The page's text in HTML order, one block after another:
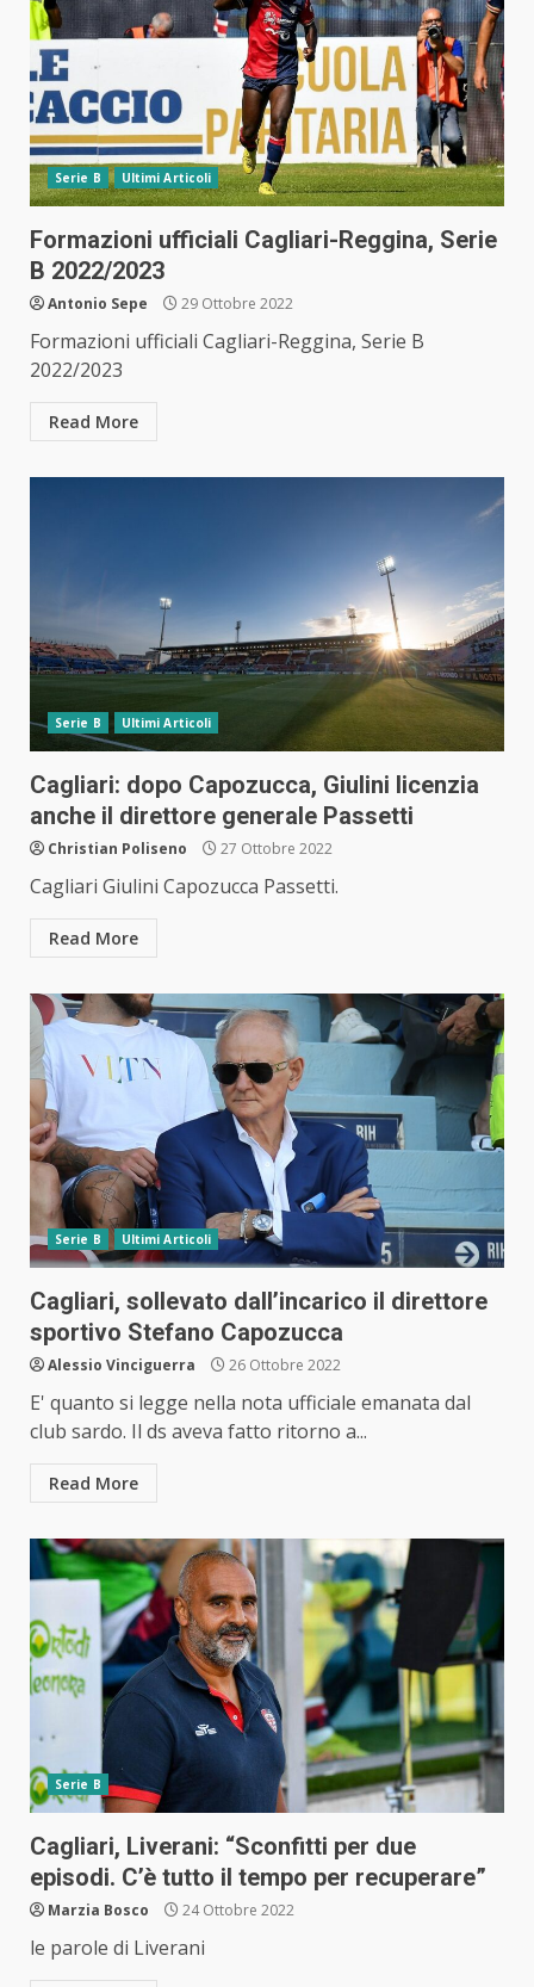
Serie B Ultimi Articoli
Formazioni ufficiali Cagliari-Reggina, Serie
B 2022/2023
Antonio Sepe 29 Ottobre 2022
Formazioni ufficiali Cagliari-Reggina, Serie B
2022/2023
Read More
Serie B Ultimi Articoli
Cagliari: dopo Capozucca, Giulini licenzia
anche il direttore generale Passetti
Christian Poliseno 27 Ottobre 2022
Cagliari Giulini Capozucca Passetti.
Read More
Serie B Ultimi Articoli
Cagliari, sollevato dall’incarico il direttore
sportivo Stefano Capozucca
Alessio Vinciguerra 26 Ottobre 2022
E' quanto si legge nella nota ufficiale emanata dal
club sardo. Il ds aveva fatto ritorno a...
Read More
Serie B
Cagliari, Liverani: “Sconfitti per due
episodi. C’è tutto il tempo per recuperare”
Marzia Bosco 24 Ottobre 2022
le parole di Liverani